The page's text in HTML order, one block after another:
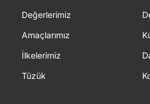
Değerlerimiz
Amaçlarımız
İlkelerimiz
Tüzük